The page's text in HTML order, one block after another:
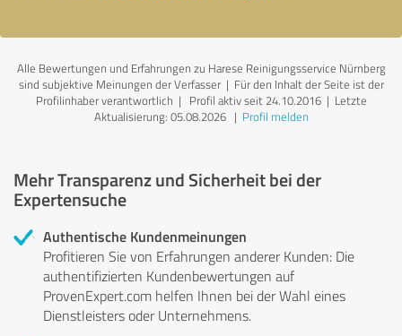
Alle Bewertungen und Erfahrungen zu Harese Reinigungsservice Nürnberg
sind subjektive Meinungen der Verfasser | Für den Inhalt der Seite ist der
Profilinhaber verantwortlich | Profil aktiv seit 24.10.2016 | Letzte
Aktualisierung: 05.08.2026| Profil melden
Mehr Transparenz und Sicherheit bei der
Expertensuche
Authentische Kundenmeinungen
Profitieren Sie von Erfahrungen anderer Kunden: Die
authentifizierten Kundenbewertungen auf
ProvenExpert.com helfen Ihnen bei der Wahl eines
Dienstleisters oder Unternehmens.